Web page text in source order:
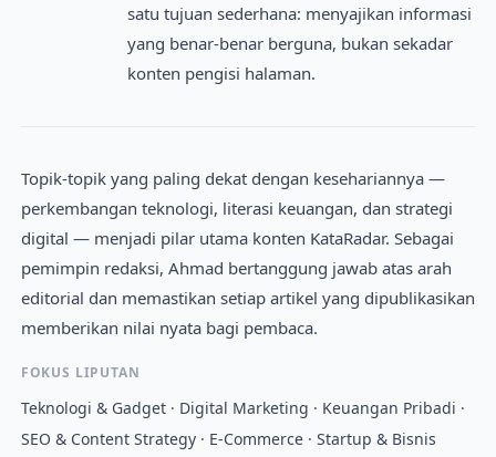
satu tujuan sederhana: menyajikan informasi
yang benar-benar berguna, bukan sekadar
konten pengisi halaman.
Topik-topik yang paling dekat dengan kesehariannya —
perkembangan teknologi, literasi keuangan, dan strategi
digital — menjadi pilar utama konten KataRadar. Sebagai
pemimpin redaksi, Ahmad bertanggung jawab atas arah
editorial dan memastikan setiap artikel yang dipublikasikan
memberikan nilai nyata bagi pembaca.
FOKUS LIPUTAN
Teknologi & Gadget · Digital Marketing · Keuangan Pribadi ·
SEO & Content Strategy · E-Commerce · Startup & Bisnis